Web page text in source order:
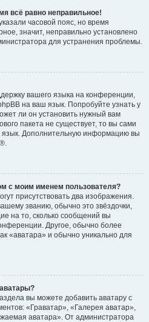
всё равно неправильное!
часовой пояс, но время
значит, неправильно установлено
для устранения проблемы.
вашего языка на конференции,
на ваш язык. Попробуйте узнать у
ли он установить нужный вам
пакета не существует, то вы сами
язык. Дополнительную информацию вы
®.
с моим именем пользователя?
присутствовать два изображения.
званию, обычно это звёздочки,
на то, сколько сообщений вы
Другое, обычно более
«аватара» и обычно уникально для
вы можете добавить аватару с
«Граватар», «Галерея аватар»,
аватара». От администратора